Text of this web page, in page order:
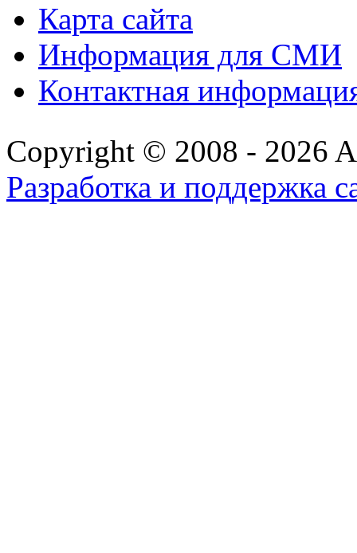
Карта сайта
Информация для СМИ
Контактная
Copyright © 2008 - 2026
Разработка и поддержка